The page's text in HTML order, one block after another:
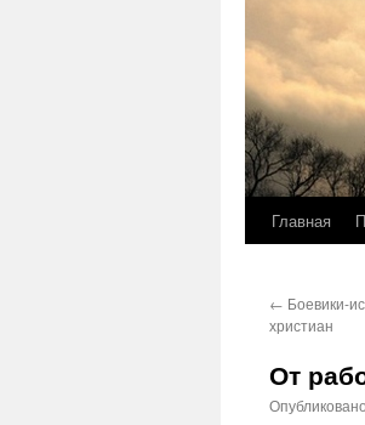
Перейти
содержимому
Главная
← Боевики-
христиан
От
Опубликовано